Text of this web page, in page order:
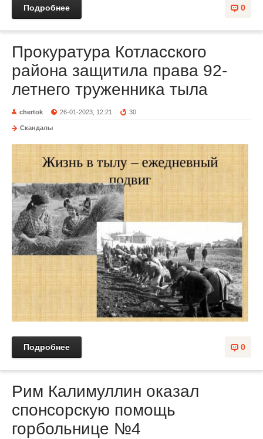
0
Подробнее
Прокуратура Котласского
района защитила права 92-
летнего труженника тыла
chertok 26-01-2023, 12:21 30
Скандалы
0
Подробнее
Рим Калимуллин оказал
спонсорскую помощь
горбольнице №4